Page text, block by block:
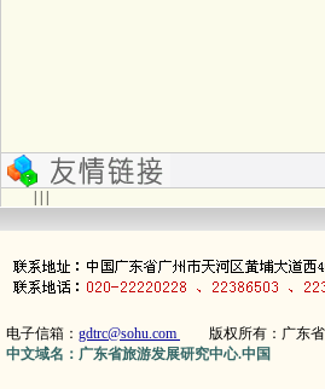
电子信箱： gdtrc@sohu.com 版权所有：广东省
中文域名：广东省旅游发展研究中心.中国